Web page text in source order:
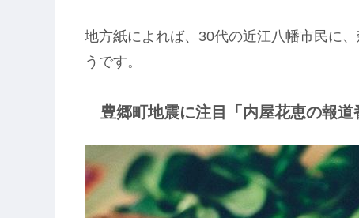
地方紙によれば、30代の近江八幡市民に
うです。
豊郷町地震に注目「内屋花恵の報